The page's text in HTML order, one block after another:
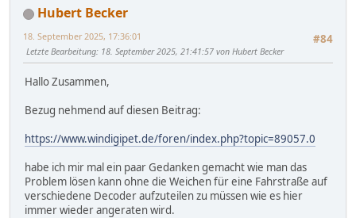
Hubert Becker
#84
18. September 2025, 17:36:01
Letzte Bearbeitung: 18. September 2025, 21:41:57 von Hubert Becker
Hallo Zusammen,
Bezug nehmend auf diesen Beitrag:
https://www.windigipet.de/foren/index.php?topic=89057.0
habe ich mir mal ein paar Gedanken gemacht wie man das
Problem lösen kann ohne die Weichen für eine Fahrstraße auf
verschiedene Decoder aufzuteilen zu müssen wie es hier
immer wieder angeraten wird.